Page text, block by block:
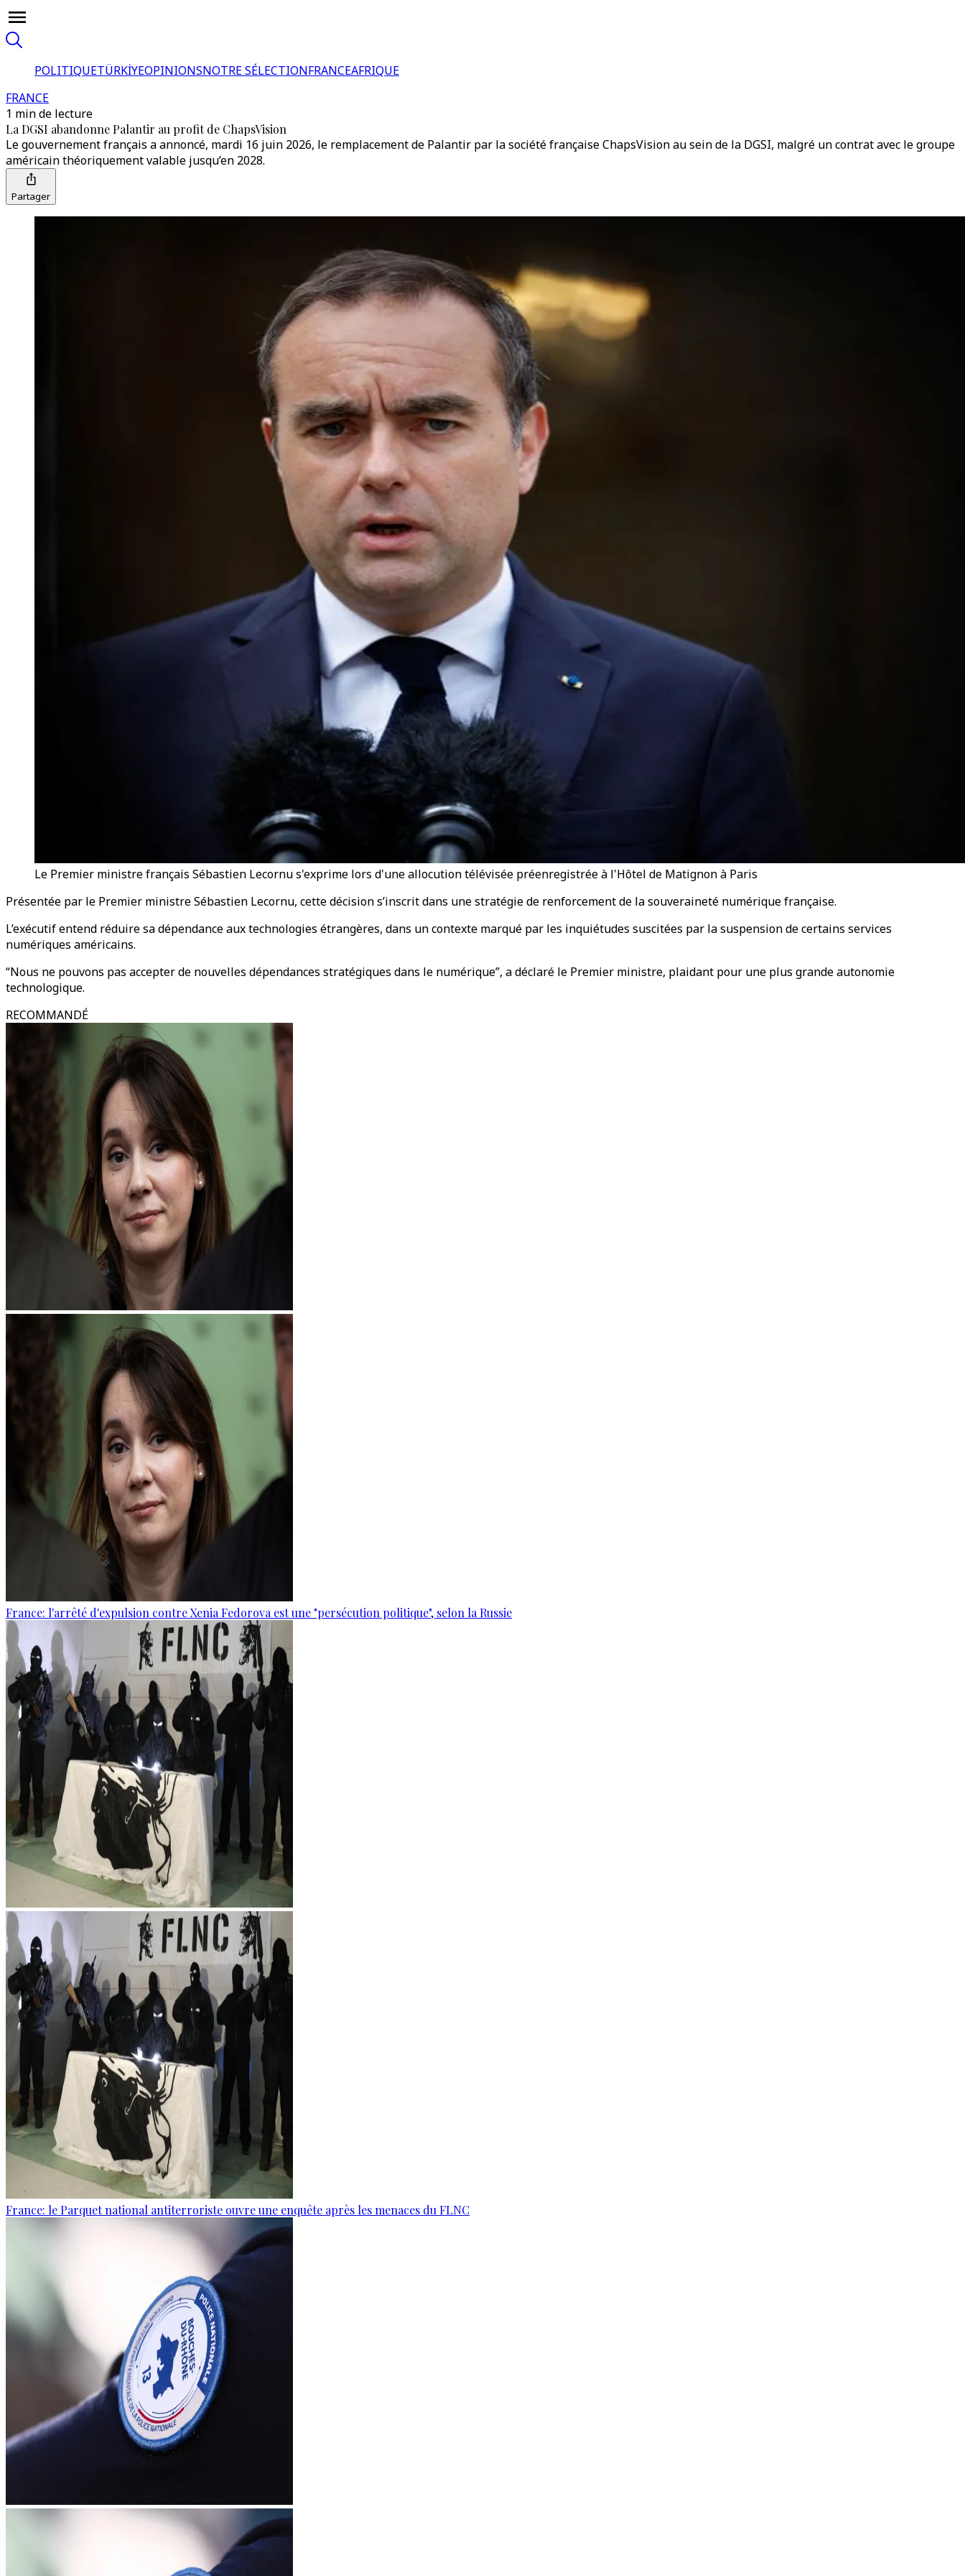
POLITIQUETÜRKİYEOPINIONSNOTRE SÉLECTIONFRANCEAFRIQUE
FRANCE
1 min de lecture
La DGSI abandonne Palantir au profit de ChapsVision
Le gouvernement français a annoncé, mardi 16 juin 2026, le remplacement de Palantir par la société française ChapsVision au sein de la DGSI, malgré un contrat avec le groupe
américain théoriquement valable jusqu’en 2028.
Partager
Le Premier ministre français Sébastien Lecornu s'exprime lors d'une allocution télévisée préenregistrée à l'Hôtel de Matignon à Paris
Présentée par le Premier ministre Sébastien Lecornu, cette décision s’inscrit dans une stratégie de renforcement de la souveraineté numérique française.
L’exécutif entend réduire sa dépendance aux technologies étrangères, dans un contexte marqué par les inquiétudes suscitées par la suspension de certains services
numériques américains.
“Nous ne pouvons pas accepter de nouvelles dépendances stratégiques dans le numérique”, a déclaré le Premier ministre, plaidant pour une plus grande autonomie
technologique.
RECOMMANDÉ
France: l'arrêté d'expulsion contre Xenia Fedorova est une "persécution politique", selon la Russie
France: le Parquet national antiterroriste ouvre une enquête après les menaces du FLNC